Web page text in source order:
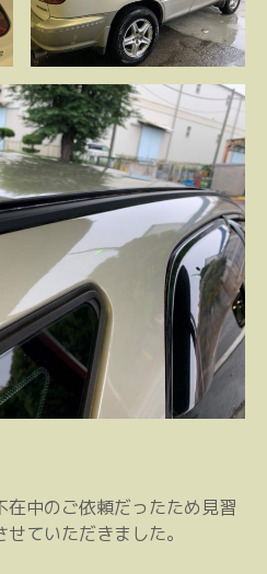
在中のご依頼だったため見習
ていただきました。